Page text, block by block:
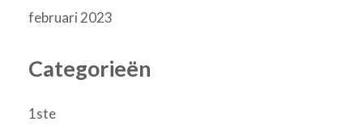
februari 2023
Categorieën
1ste